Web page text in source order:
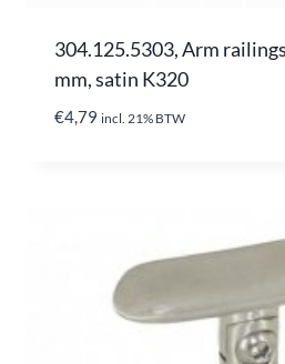
304.125.5303, Arm
mm, satin K320
€4,79 incl. 21% BTW